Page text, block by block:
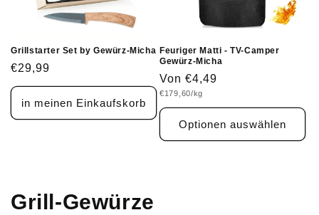
Grillstarter Set by Gewürz-Micha
Normaler
Preis
€29,99
in meinen Einkaufskorb
Feuriger Matti - TV-Camper
Gewürz-Micha
Normaler
Preis
Von €4,49
Grundpreis
€179,60/kg
Optionen auswählen
K
Grill-Gewürze